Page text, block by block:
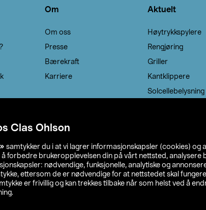
Clas Ohlson
samtykker du i at vi lagrer informasjonskapsler (cookies) og
forbedre brukeropplevelsen din på vårt nettsted, analysere
nødvendige, funksjonelle, analytiske og
ettersom de er nødvendige for at nettstedet skal
er frivillig og kan trekkes tilbake når som helst ved å
Om
Om oss
Presse
Bærekraft
Karriere
Aktuelt
Høytrykkspylere
Rengjøring
Griller
Kantklippere
Solcellebelysning